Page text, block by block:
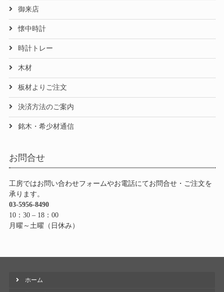
御来店
懐中時計
時計トレー
木材
板材よりご注文
決済方法のご案内
銘木・希少材通信
お問合せ
工房ではお問い合わせフォームやお電話にてお問合せ・ご注文を
承ります。
03-5956-8490
10：30 – 18：00
月曜～土曜（日休み）
ホーム